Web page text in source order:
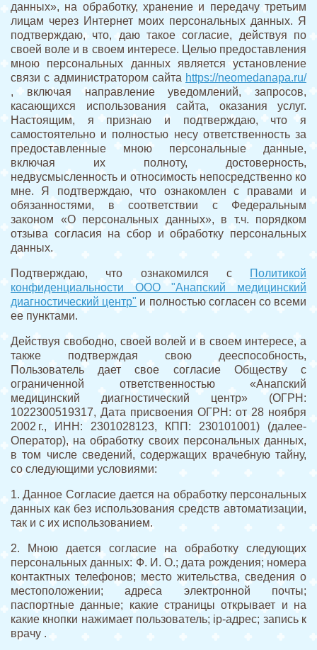
данных», на обработку, хранение и передачу третьим
лицам через Интернет моих персональных данных. Я
подтверждаю, что, даю такое согласие, действуя по
своей воле и в своем интересе. Целью предоставления
мною персональных данных является установление
связи с администратором сайта https://neomedanapa.ru/
, включая направление уведомлений, запросов,
касающихся использования сайта, оказания услуг.
Настоящим, я признаю и подтверждаю, что я
самостоятельно и полностью несу ответственность за
предоставленные мною персональные данные,
включая их полноту, достоверность,
недвусмысленность и относимость непосредственно ко
мне. Я подтверждаю, что ознакомлен с правами и
обязанностями, в соответствии с Федеральным
законом «О персональных данных», в т.ч. порядком
отзыва согласия на сбор и обработку персональных
данных.
Подтверждаю, что ознакомился с
Политикой
конфиденциальности ООО "Анапский медицинский
диагностический центр" и полностью согласен со всеми
ее пунктами.
Действуя свободно, своей волей и в своем интересе, а
также подтверждая свою дееспособность,
Пользователь дает свое согласие Обществу с
ограниченной ответственностью «Анапский
медицинский диагностический центр» (ОГРН:
1022300519317, Дата присвоения ОГРН: от 28 ноября
2002 г., ИНН: 2301028123, КПП: 230101001) (далее-
Оператор), на обработку своих персональных данных,
в том числе сведений, содержащих врачебную тайну,
со следующими условиями:
1. Данное Согласие дается на обработку персональных
данных как без использования средств автоматизации,
так и с их использованием.
2. Мною дается согласие на обработку следующих
персональных данных: Ф. И. О.; дата рождения; номера
контактных телефонов; место жительства, сведения о
местоположении; адреса электронной почты;
паспортные данные; какие страницы открывает и на
какие кнопки нажимает пользователь; ip-адрес; запись к
врачу .